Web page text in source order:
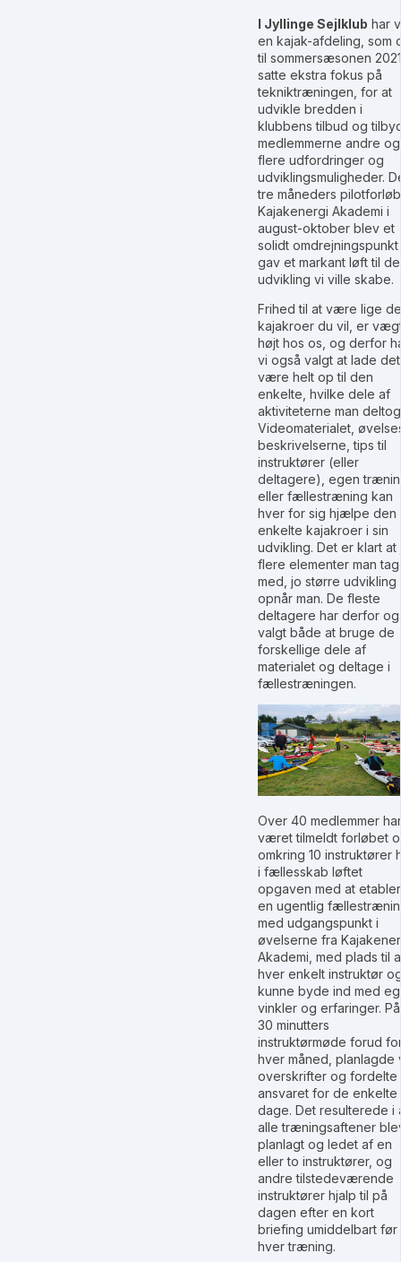
I Jyllinge Sejlklub har
en kajak-afdeling, som
til sommersæsonen 2021
satte ekstra fokus på
tekniktræningen, for at
udvikle bredden i
klubbens tilbud og
medlemmerne andre og
flere udfordringer og
udviklingsmuligheder.
tre måneders
Kajakenergi Akademi i
august-oktober blev et
solidt
gav et markant løft til
udvikling vi ville skabe.
Frihed til at være lige
kajakroer du vil, er
højt hos os, og derfor
vi også valgt at lade det
være helt op til den
enkelte, hvilke dele af
aktiviteterne man
Videomaterialet,
beskrivelserne, tips til
instruktører (eller
deltagere), egen
eller fællestræning kan
hver for sig hjælpe den
enkelte kajakroer i sin
udvikling. Det er klart at
flere elementer man
med, jo større udvikling
opnår man. De fleste
deltagere har derfor
valgt både at bruge de
forskellige dele af
materialet og deltage i
fællestræningen.
Over 40 medlemmer har
været tilmeldt forløbet
omkring 10 instruktører
i fællesskab løftet
opgaven med at
en ugentlig
med udgangspunkt i
øvelserne fra
Akademi, med plads til
hver enkelt instruktør
kunne byde ind med
vinkler og erfaringer.
30 minutters
instruktørmøde forud
hver måned, planlagde
overskrifter og fordelte
ansvaret for de enkelte
dage. Det resulterede i
alle træningsaftener
planlagt og ledet af en
eller to instruktører, og
andre tilstedeværende
instruktører hjalp til på
dagen efter en kort
briefing umiddelbart før
hver træning.